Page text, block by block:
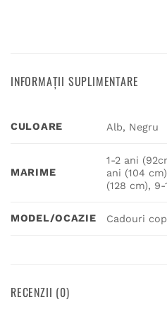
INFORMAȚII SUPLIMENTARE
CULOARE Alb, Negru
MARIME
1-2 ani
ani (104
(128 cm),
MODEL/OCAZIE Cadouri
RECENZII (0)